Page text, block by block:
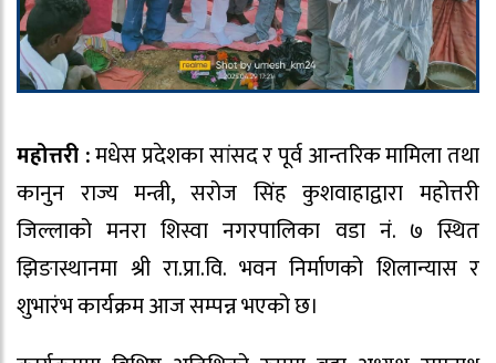
महोत्तरी :मधेस प्रदेशका सांसद र पूर्व आन्तरिक मामिला तथा
कानुन राज्य मन्त्री, सरोज सिंह कुशवाहाद्वारा महोत्तरी
जिल्लाको मनरा शिस्वा नगरपालिका वडा नं. ७ स्थित
झिङास्थानमा श्री रा.प्रा.वि. भवन निर्माणको शिलान्यास र
शुभारंभ कार्यक्रम आज सम्पन्न भएको छ।